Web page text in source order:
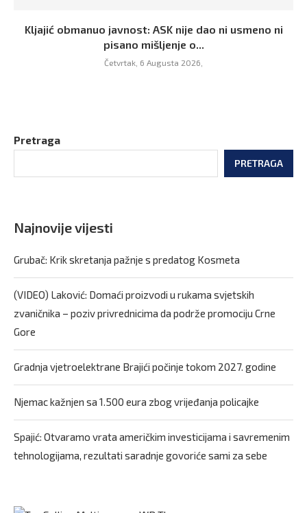
Kljajić obmanuo javnost: ASK nije dao ni usmeno ni
pisano mišljenje o...
Četvrtak, 6 Augusta 2026,
Pretraga
PRETRAGA
Najnovije vijesti
Grubač: Krik skretanja pažnje s predatog Kosmeta
(VIDEO) Laković: Domaći proizvodi u rukama svjetskih
zvaničnika – poziv privrednicima da podrže promociju Crne
Gore
Gradnja vjetroelektrane Brajići počinje tokom 2027. godine
Njemac kažnjen sa 1.500 eura zbog vrijeđanja policajke
Spajić: Otvaramo vrata američkim investicijama i savremenim
tehnologijama, rezultati saradnje govoriće sami za sebe